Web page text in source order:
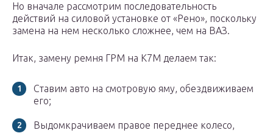
Но вначале рассмотрим последовательность
действий на силовой установке от «Рено», поскольку
замена на нем несколько сложнее, чем на ВАЗ.
Итак, замену ремня ГРМ на К7М делаем так:
Ставим авто на смотровую яму, обездвиживаем
его;
Выдомкрачиваем правое переднее колесо,